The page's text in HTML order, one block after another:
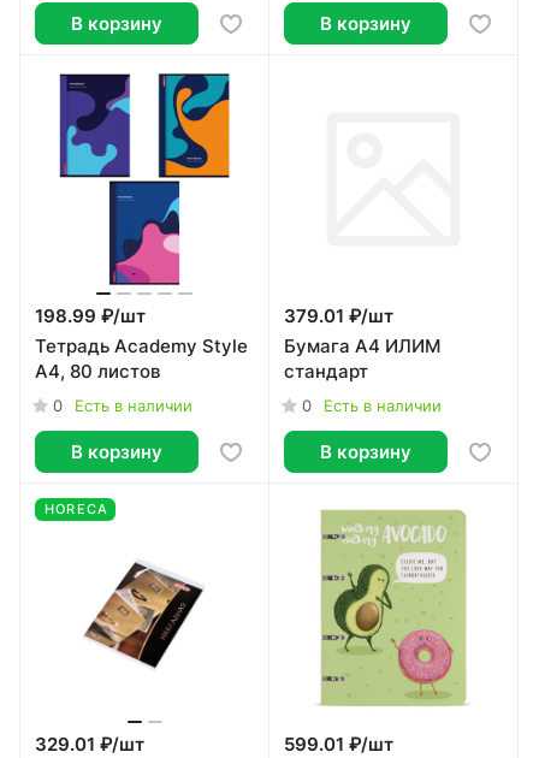
В корзину В корзину
198.99 ₽/шт
Тетрадь Academy Style
А4, 80 листов
0 Есть в наличии
В корзину
379.01 ₽/шт
Бумага А4 ИЛИМ
стандарт
0 Есть в наличии
В корзину
HORECA
329.01 ₽/шт
599.01 ₽/шт